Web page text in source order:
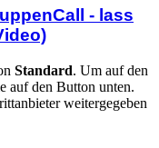
- lass
Standard. Um auf den
auf den Button unten.
weitergegeben